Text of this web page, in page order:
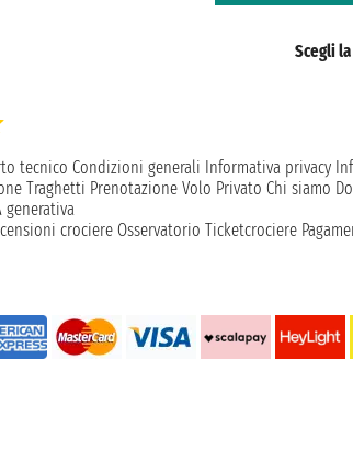
Scegli
tecnico Condizioni generali Informativa privacy
Traghetti Prenotazione Volo Privato Chi siamo
generativa
crociere Osservatorio Ticketcrociere